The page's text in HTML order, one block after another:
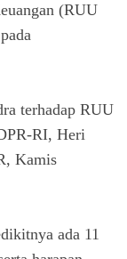
(RUU
terhadap RUU
RI, Heri
Kamis
ada 11